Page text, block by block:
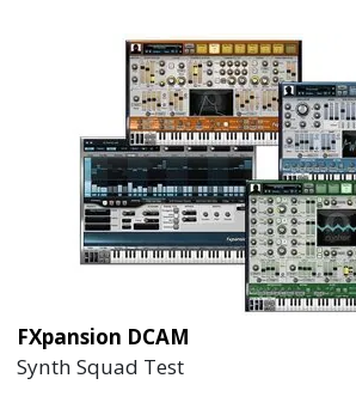
FXpansion DCAM
Synth Squad Test